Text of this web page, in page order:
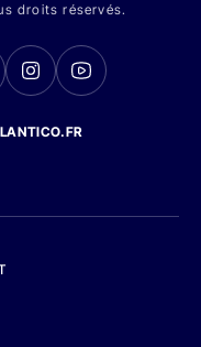
droits réservés.